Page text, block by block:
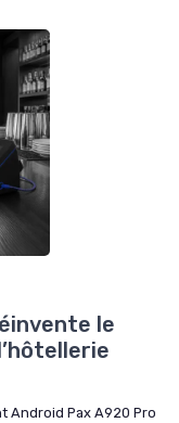
le
Android Pax A920 Pro